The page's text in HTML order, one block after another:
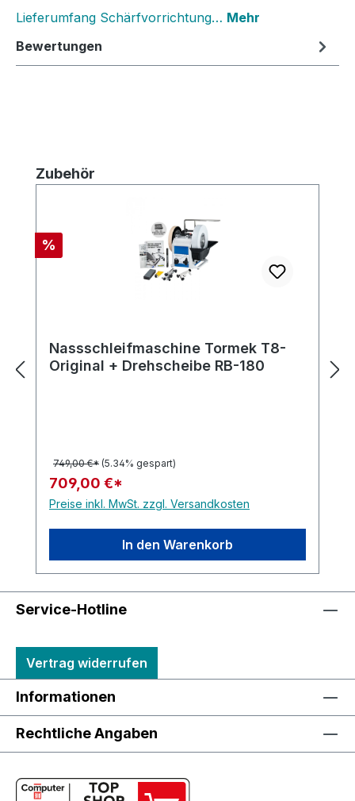
Lieferumfang Schärfvorrichtung… Mehr
Bewertungen
Produktgalerie überspringen
Zubehör
Rabatt
%
Nassschleifmaschine Tormek T8-
Original + Drehscheibe RB-180
749,00 €* (5.34% gespart)
709,00 €*
Preise inkl. MwSt. zzgl. Versandkosten
In den Warenkorb
Service-Hotline
Vertrag widerrufen
Informationen
Rechtliche Angaben